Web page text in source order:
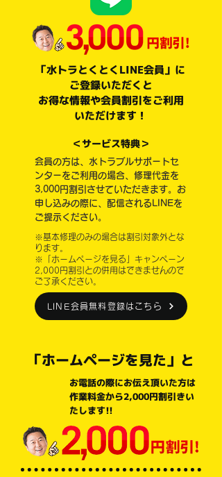
「水トラとくとくLINE会員」に
ご登録いただくと
お得な情報や会員割引をご利用
いただけます！
＜サービス特典＞
会員の方は、水トラブルサポートセ
ンターをご利用の場合、修理代金を
3,000円割引させていただきます。お
申し込みの際に、配信されるLINEを
ご提示ください。
※基本修理のみの場合は割引対象外とな
ります。
※「ホームページを見る」キャンペーン
2,000円割引との併用はできませんので
ご了承ください。
LINE会員無料登録はこちら
「ホームページを見た」と
お電話の際にお伝え頂いた方は
作業料金から2,000円割引きい
たします!!